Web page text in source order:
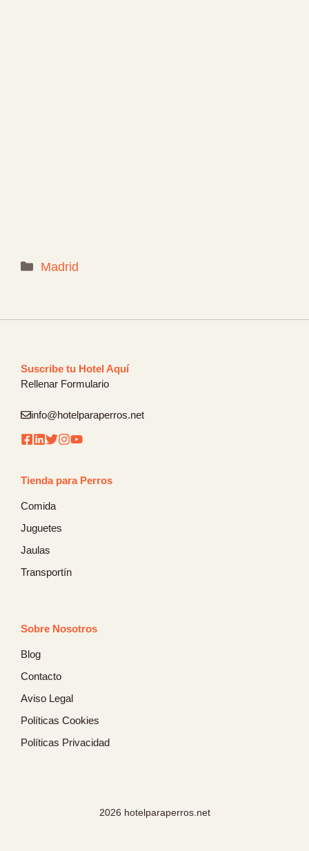
Categorías
Madrid
Suscribe tu Hotel Aquí
Rellenar Formulario
info@hotelparaperros.net
Tienda para Perros
Comida
Juguetes
Jaulas
Transportín
Sobre Nosotros
Blog
Contacto
Aviso Legal
Políticas Cookies
Políticas Privacidad
2026 hotelparaperros.net